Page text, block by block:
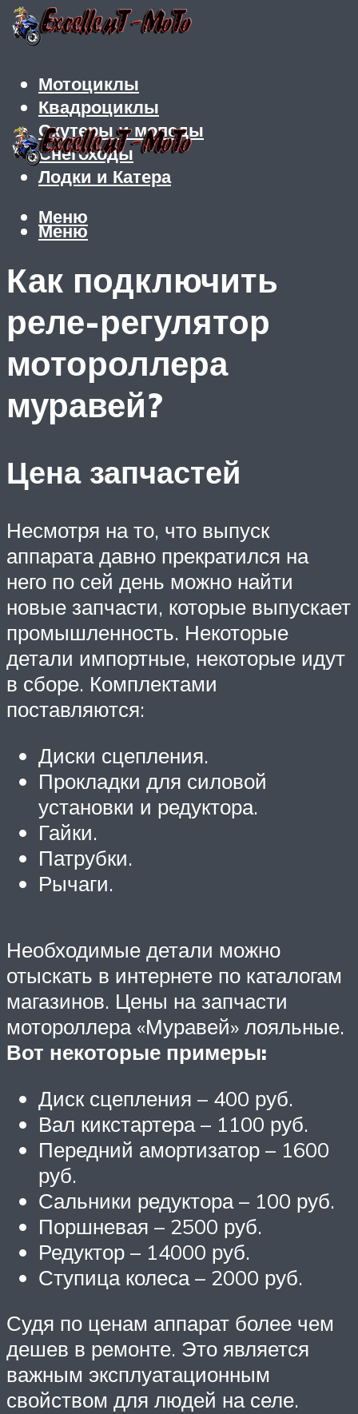
Мотоциклы
Квадроциклы
Скутеры и мопеды
Снегоходы
Лодки и Катера
Меню
Меню
Как подключить
реле-регулятор
мотороллера
муравей?
Цена запчастей
Несмотря на то, что выпуск
аппарата давно прекратился на
него по сей день можно найти
новые запчасти, которые выпускает
промышленность. Некоторые
детали импортные, некоторые идут
в сборе. Комплектами
поставляются:
Диски сцепления.
Прокладки для силовой
установки и редуктора.
Гайки.
Патрубки.
Рычаги.
Необходимые детали можно
отыскать в интернете по каталогам
магазинов. Цены на запчасти
мотороллера «Муравей» лояльные.
Вот некоторые примеры:
Диск сцепления – 400 руб.
Вал кикстартера – 1100 руб.
Передний амортизатор – 1600
руб.
Сальники редуктора – 100 руб.
Поршневая – 2500 руб.
Редуктор – 14000 руб.
Ступица колеса – 2000 руб.
Судя по ценам аппарат более чем
дешев в ремонте. Это является
важным эксплуатационным
свойством для людей на селе.